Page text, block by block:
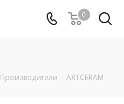
0
Производители - ARTCERAM